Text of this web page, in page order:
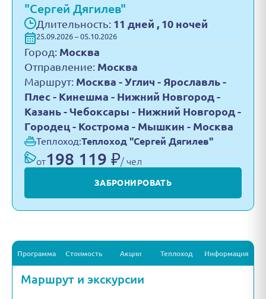
"Сергей Дягилев"
Длительность: 11 дней , 10 ночей
25.09.2026 – 05.10.2026
Город: Москва
Отправление: Москва
Маршрут: Москва - Углич - Ярославль -
Плес - Кинешма - Нижний Новгород -
Казань - Чебоксары - Нижний Новгород -
Городец - Кострома - Мышкин - Москва
Теплоход:Теплоход "Сергей Дягилев"
от198 119 ₽/ чел
ЗАБРОНИРОВАТЬ
Программа Стоимость Акции Теплоход Информация
Маршрут и экскурсии